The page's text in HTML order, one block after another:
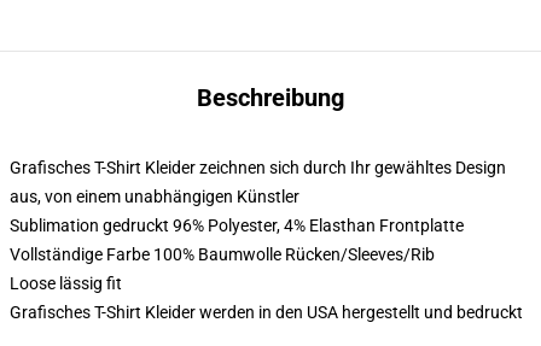
Beschreibung
Grafisches T-Shirt Kleider zeichnen sich durch Ihr gewähltes Design
aus, von einem unabhängigen Künstler
Sublimation gedruckt 96% Polyester, 4% Elasthan Frontplatte
Vollständige Farbe 100% Baumwolle Rücken/Sleeves/Rib
Loose lässig fit
Grafisches T-Shirt Kleider werden in den USA hergestellt und bedruckt